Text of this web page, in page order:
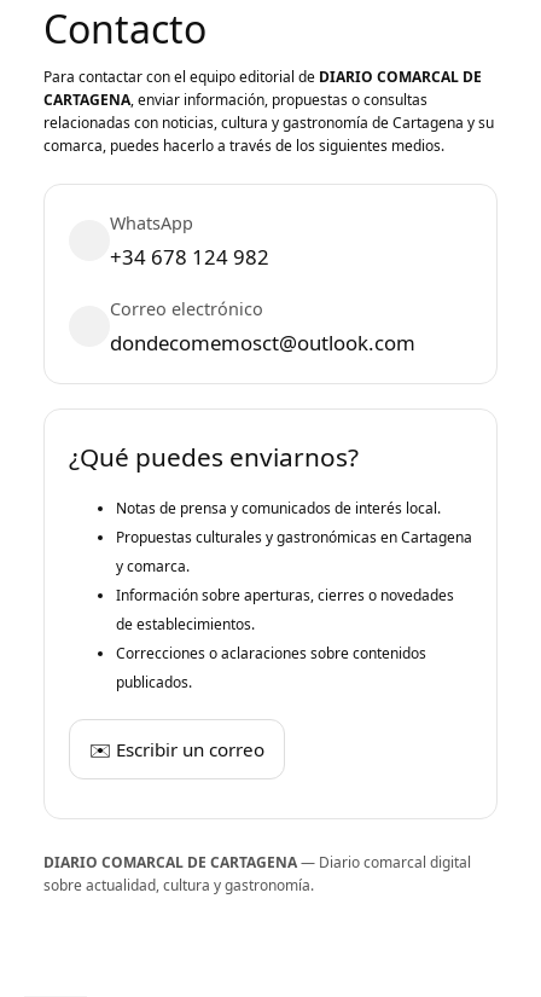
Contacto
Para contactar con el equipo editorial de DIARIO COMARCAL DE
CARTAGENA, enviar información, propuestas o consultas
relacionadas con noticias, cultura y gastronomía de Cartagena y su
comarca, puedes hacerlo a través de los siguientes medios.
WhatsApp
+34 678 124 982
Correo electrónico
dondecomemosct@outlook.com
¿Qué puedes enviarnos?
Notas de prensa y comunicados de interés local.
Propuestas culturales y gastronómicas en Cartagena
y comarca.
Información sobre aperturas, cierres o novedades
de establecimientos.
Correcciones o aclaraciones sobre contenidos
publicados.
✉️ Escribir un correo
DIARIO COMARCAL DE CARTAGENA— Diario comarcal digital
sobre actualidad, cultura y gastronomía.